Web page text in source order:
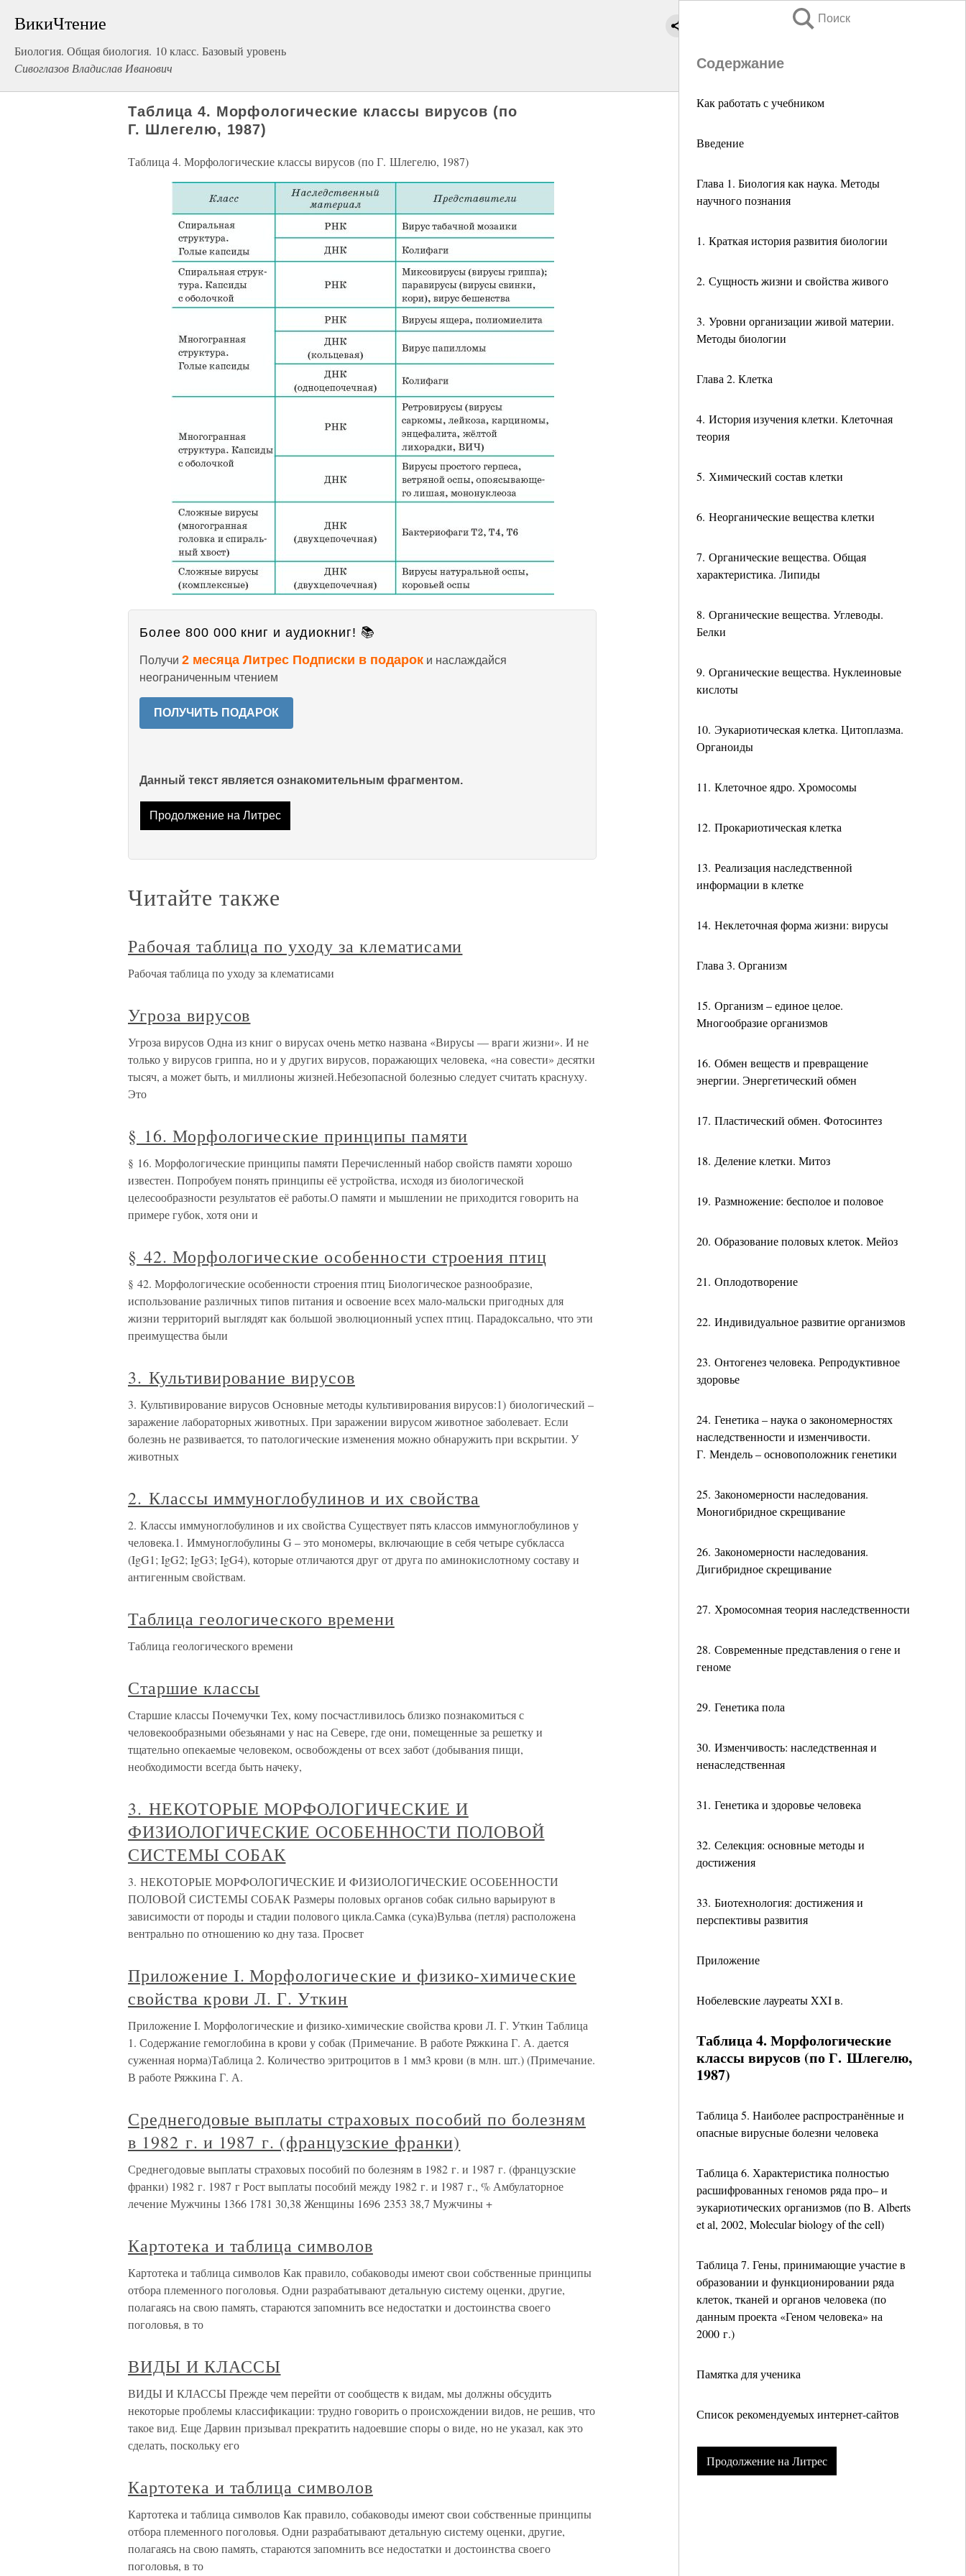
ВикиЧтение
Биология. Общая биология. 10 класс. Базовый уровень
Сивоглазов Владислав Иванович
Поиск
Содержание
Как работать с учебником
Введение
Глава 1. Биология как наука. Методы
научного познания
1. Краткая история развития биологии
2. Сущность жизни и свойства живого
3. Уровни организации живой материи.
Методы биологии
Глава 2. Клетка
4. История изучения клетки. Клеточная
теория
5. Химический состав клетки
6. Неорганические вещества клетки
7. Органические вещества. Общая
характеристика. Липиды
8. Органические вещества. Углеводы.
Белки
9. Органические вещества. Нуклеиновые
кислоты
10. Эукариотическая клетка. Цитоплазма.
Органоиды
11. Клеточное ядро. Хромосомы
12. Прокариотическая клетка
13. Реализация наследственной
информации в клетке
14. Неклеточная форма жизни: вирусы
Глава 3. Организм
15. Организм – единое целое.
Многообразие организмов
16. Обмен веществ и превращение
энергии. Энергетический обмен
17. Пластический обмен. Фотосинтез
18. Деление клетки. Митоз
19. Размножение: бесполое и половое
20. Образование половых клеток. Мейоз
21. Оплодотворение
22. Индивидуальное развитие организмов
23. Онтогенез человека. Репродуктивное
здоровье
24. Генетика – наука о закономерностях
наследственности и изменчивости.
Г. Мендель – основоположник генетики
25. Закономерности наследования.
Моногибридное скрещивание
26. Закономерности наследования.
Дигибридное скрещивание
27. Хромосомная теория наследственности
28. Современные представления о гене и
геноме
29. Генетика пола
30. Изменчивость: наследственная и
ненаследственная
31. Генетика и здоровье человека
32. Селекция: основные методы и
достижения
33. Биотехнология: достижения и
перспективы развития
Приложение
Нобелевские лауреаты XXI в.
Таблица 4. Морфологические
классы вирусов (по Г. Шлегелю,
1987)
Таблица 5. Наиболее распространённые и
опасные вирусные болезни человека
Таблица 6. Характеристика полностью
расшифрованных геномов ряда про– и
эукариотических организмов (по B. Alberts
et al, 2002, Molecular biology of the cell)
Таблица 7. Гены, принимающие участие в
образовании и функционировании ряда
клеток, тканей и органов человека (по
данным проекта «Геном человека» на
2000 г.)
Памятка для ученика
Список рекомендуемых интернет-сайтов
Продолжение на Литрес
Таблица 4. Морфологические классы вирусов (по
Г. Шлегелю, 1987)
Таблица 4. Морфологические классы вирусов (по Г. Шлегелю, 1987)
Более 800 000 книг и аудиокниг! 📚
Получи 2 месяца Литрес Подписки в подарок и наслаждайся
неограниченным чтением
ПОЛУЧИТЬ ПОДАРОК
Данный текст является ознакомительным фрагментом.
Продолжение на Литрес
Читайте также
Рабочая таблица по уходу за клематисами
Рабочая таблица по уходу за клематисами
Угроза вирусов
Угроза вирусов Одна из книг о вирусах очень метко названа «Вирусы — враги жизни». И не
только у вирусов гриппа, но и у других вирусов, поражающих человека, «на совести» десятки
тысяч, а может быть, и миллионы жизней.Небезопасной болезнью следует считать краснуху.
Это
§ 16. Морфологические принципы памяти
§ 16. Морфологические принципы памяти Перечисленный набор свойств памяти хорошо
известен. Попробуем понять принципы её устройства, исходя из биологической
целесообразности результатов её работы.О памяти и мышлении не приходится говорить на
примере губок, хотя они и
§ 42. Морфологические особенности строения птиц
§ 42. Морфологические особенности строения птиц Биологическое разнообразие,
использование различных типов питания и освоение всех мало-мальски пригодных для
жизни территорий выглядят как большой эволюционный успех птиц. Парадоксально, что эти
преимущества были
3. Культивирование вирусов
3. Культивирование вирусов Основные методы культивирования вирусов:1) биологический –
заражение лабораторных животных. При заражении вирусом животное заболевает. Если
болезнь не развивается, то патологические изменения можно обнаружить при вскрытии. У
животных
2. Классы иммуноглобулинов и их свойства
2. Классы иммуноглобулинов и их свойства Существует пять классов иммуноглобулинов у
человека.1. Иммуноглобулины G – это мономеры, включающие в себя четыре субкласса
(IgG1; IgG2; IgG3; IgG4), которые отличаются друг от друга по аминокислотному составу и
антигенным свойствам.
Таблица геологического времени
Таблица геологического времени
Старшие классы
Старшие классы Почемучки Тех, кому посчастливилось близко познакомиться с
человекообразными обезьянами у нас на Севере, где они, помещенные за решетку и
тщательно опекаемые человеком, освобождены от всех забот (добывания пищи,
необходимости всегда быть начеку,
3. НЕКОТОРЫЕ МОРФОЛОГИЧЕСКИЕ И
ФИЗИОЛОГИЧЕСКИЕ ОСОБЕННОСТИ ПОЛОВОЙ
СИСТЕМЫ СОБАК
3. НЕКОТОРЫЕ МОРФОЛОГИЧЕСКИЕ И ФИЗИОЛОГИЧЕСКИЕ ОСОБЕННОСТИ
ПОЛОВОЙ СИСТЕМЫ СОБАК Размеры половых органов собак сильно варьируют в
зависимости от породы и стадии полового цикла.Самка (сука)Вульва (петля) расположена
вентрально по отношению ко дну таза. Просвет
Приложение I. Морфологические и физико-химические
свойства крови Л. Г. Уткин
Приложение I. Морфологические и физико-химические свойства крови Л. Г. Уткин Таблица
1. Содержание гемоглобина в крови у собак (Примечание. В работе Ряжкина Г. А. дается
суженная норма)Таблица 2. Количество эритроцитов в 1 мм3 крови (в млн. шт.) (Примечание.
В работе Ряжкина Г. А.
Среднегодовые выплаты страховых пособий по болезням
в 1982 г. и 1987 г. (французские франки)
Среднегодовые выплаты страховых пособий по болезням в 1982 г. и 1987 г. (французские
франки) 1982 г. 1987 г Рост выплаты пособий между 1982 г. и 1987 г., % Амбулаторное
лечение Мужчины 1366 1781 30,38 Женщины 1696 2353 38,7 Мужчины +
Картотека и таблица символов
Картотека и таблица символов Как правило, собаководы имеют свои собственные принципы
отбора племенного поголовья. Одни разрабатывают детальную систему оценки, другие,
полагаясь на свою память, стараются запомнить все недостатки и достоинства своего
поголовья, в то
ВИДЫ И КЛАССЫ
ВИДЫ И КЛАССЫ Прежде чем перейти от сообществ к видам, мы должны обсудить
некоторые проблемы классификации: трудно говорить о происхождении видов, не решив, что
такое вид. Еще Дарвин призывал прекратить надоевшие споры о виде, но не указал, как это
сделать, поскольку его
Картотека и таблица символов
Картотека и таблица символов Как правило, собаководы имеют свои собственные принципы
отбора племенного поголовья. Одни разрабатывают детальную систему оценки, другие,
полагаясь на свою память, стараются запомнить все недостатки и достоинства своего
поголовья, в то